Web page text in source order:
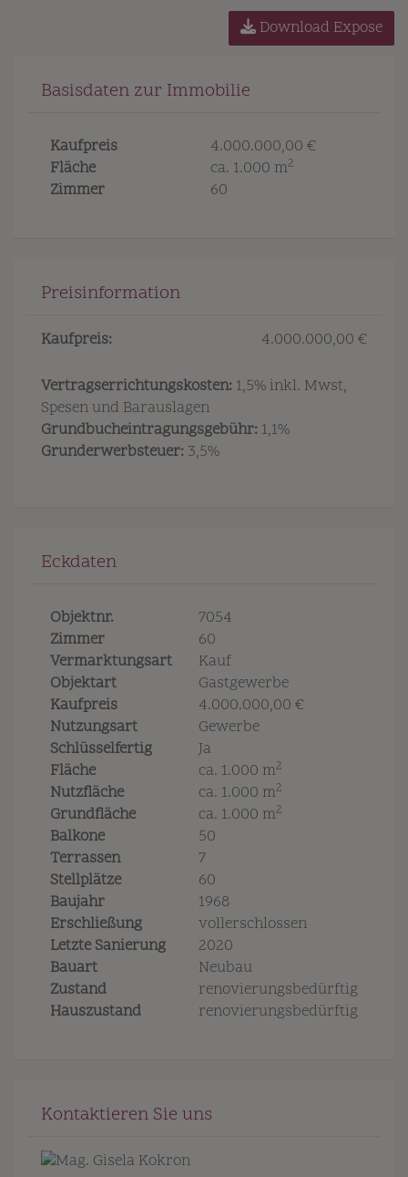
Download Expose
Basisdaten zur Immobilie
Kaufpreis
4.000.000,00 €
Fläche
ca. 1.000 m2
Zimmer 60
Preisinformation
Kaufpreis: 4.000.000,00 €
Vertragserrichtungskosten: 1,5% inkl. Mwst,
Spesen und Barauslagen
Grundbucheintragungsgebühr: 1,1%
Grunderwerbsteuer: 3,5%
Eckdaten
Objektnr.
7054
Zimmer
60
Vermarktungsart
Kauf
Objektart
Gastgewerbe
Kaufpreis
4.000.000,00 €
Nutzungsart
Gewerbe
Schlüsselfertig
Ja
Fläche
ca. 1.000 m2
Nutzfläche ca. 1.000 m2
Grundfläche ca. 1.000 m2
Balkone
50
Terrassen
7
Stellplätze
60
Baujahr
1968
Erschließung
vollerschlossen
Letzte Sanierung
2020
Bauart
Neubau
Zustand
renovierungsbedürftig
Hauszustand
renovierungsbedürftig
Kontaktieren Sie uns